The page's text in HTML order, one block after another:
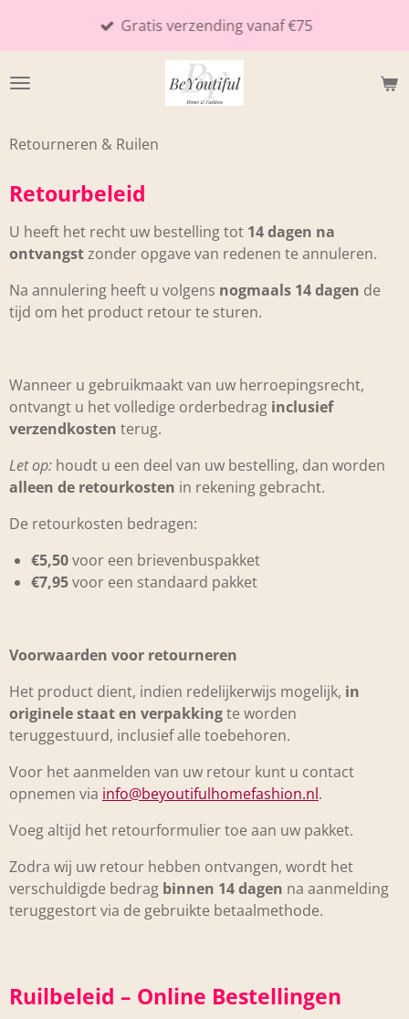
de
Gratis verzending vanaf €75
Retourneren & Ruilen
Retourbeleid
U heeft het recht uw bestelling tot 14 dagen na
ontvangstzonder opgave van redenen te annuleren.
Na annulering heeft u volgens nogmaals 14 dagen de
tijd om het product retour te sturen.
Wanneer u gebruikmaakt van uw herroepingsrecht,
ontvangt u het volledige orderbedrag inclusief
verzendkosten terug.
Let op: houdt u een deel van uw bestelling, dan worden
alleen de retourkosten in rekening gebracht.
De retourkosten bedragen:
€5,50voor een brievenbuspakket
€7,95voor een standaard pakket
Voorwaarden voor retourneren
Het product dient, indien redelijkerwijs mogelijk, in
originele staat en verpakkingte worden
teruggestuurd, inclusief alle toebehoren.
Voor het aanmelden van uw retour kunt u contact
opnemen via info@beyoutifulhomefashion.nl.
Voeg altijd het retourformulier toe aan uw pakket.
Zodra wij uw retour hebben ontvangen, wordt het
verschuldigde bedrag binnen 14 dagen na aanmelding
teruggestort via de gebruikte betaalmethode.
Ruilbeleid – Online Bestellingen